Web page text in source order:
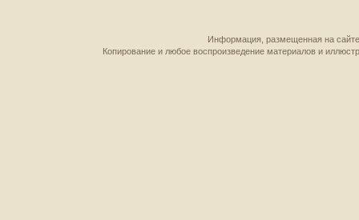
Информация, размещенная на
Копирование и любое воспроизведение материалов и